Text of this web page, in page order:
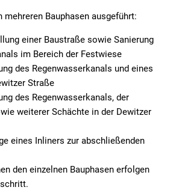
mehreren Bauphasen ausgeführt:
einer Baustraße sowie Sanierung
im Bereich der Festwiese
des Regenwasserkanals und eines
Straße
des Regenwasserkanals, der
weiterer Schächte in der Dewitzer
eines Inliners zur abschließenden
den einzelnen Bauphasen erfolgen